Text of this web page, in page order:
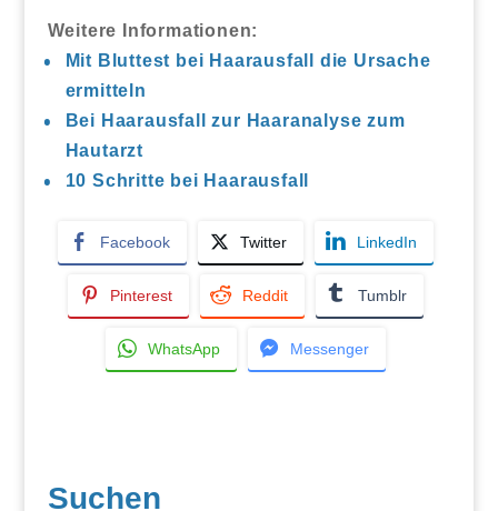
Weitere Informationen:
Mit Bluttest bei Haarausfall die Ursache
ermitteln
Bei Haarausfall zur Haaranalyse zum
Hautarzt
10 Schritte bei Haarausfall
Facebook Twitter LinkedIn
Pinterest Reddit Tumblr
WhatsApp Messenger
Suchen